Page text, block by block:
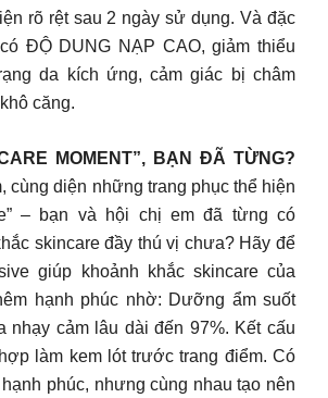
rõ rệt sau 2 ngày sử dụng. Và đặc
ĐỘ DUNG NẠP CAO, giảm thiểu
da kích ứng, cảm giác bị châm
căng.
MOMENT”, BẠN ĐÃ TỪNG?
cùng diện những trang phục thể hiện
– bạn và hội chị em đã từng có
skincare đầy thú vị chưa? Hãy để
giúp khoảnh khắc skincare của
hạnh phúc nhờ: Dưỡng ẩm suốt
nhạy cảm lâu dài đến 97%. Kết cấu
làm kem lót trước trang điểm. Có
phúc, nhưng cùng nhau tạo nên